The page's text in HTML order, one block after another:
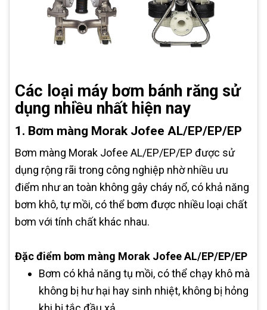
Các loại máy bơm bánh răng sử
dụng nhiều nhất hiện nay
1. Bơm màng Morak Jofee AL/EP/EP/EP
Bơm màng Morak Jofee AL/EP/EP/EP được sử
dụng rộng rãi trong công nghiệp nhờ nhiều ưu
điểm như an toàn không gây cháy nổ, có khả năng
bơm khô, tự mồi, có thể bơm được nhiều loại chất
bơm với tính chất khác nhau.
Đặc điểm bơm màng Morak Jofee AL/EP/EP/EP
Bơm có khả năng tụ mồi, có thể chạy khô mà
không bị hư hại hay sinh nhiệt, không bị hỏng